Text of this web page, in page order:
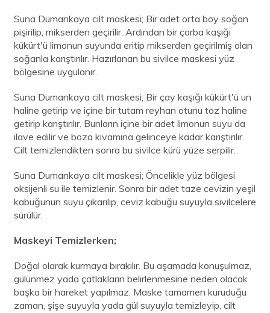
Suna Dumankaya cilt maskesi; Bir adet orta boy soğan
pişirilip, mikserden geçirilir. Ardından bir çorba kaşığı
kükürt'ü limonun suyunda eritip mikserden geçirilmiş olan
soğanla karıştırılır. Hazırlanan bu sivilce maskesi yüz
bölgesine uygulanır.
Suna Dumankaya cilt maskesi; Bir çay kaşığı kükürt'ü un
haline getirip ve içine bir tutam reyhan otunu toz haline
getirip karıştırılır. Bunların içine bir adet limonun suyu da
ilave edilir ve boza kıvamına gelinceye kadar karıştırılır.
Cilt temizlendikten sonra bu sivilce kürü yüze serpilir.
Suna Dumankaya cilt maskesi; Öncelikle yüz bölgesi
oksijenli su ile temizlenir. Sonra bir adet taze cevizin yeşil
kabuğunun suyu çıkarılıp, ceviz kabuğu suyuyla sivilcelere
sürülür.
Maskeyi Temizlerken;
Doğal olarak kurmaya bırakılır. Bu aşamada konuşulmaz,
gülünmez yada çatlakların belirlenmesine neden olacak
başka bir hareket yapılmaz. Maske tamamen kuruduğu
zaman, şişe suyuyla yada gül suyuyla temizleyip, cilt